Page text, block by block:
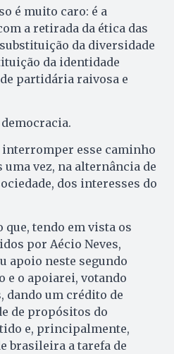
é muito caro: é a
a retirada da ética das
da diversidade
da identidade
partidária raivosa e
interromper esse caminho
vez, na alternância de
dos interesses do
que, tendo em vista os
por Aécio Neves,
apoio neste segundo
e o apoiarei, votando
dando um crédito de
de propósitos do
e, principalmente,
brasileira a tarefa de